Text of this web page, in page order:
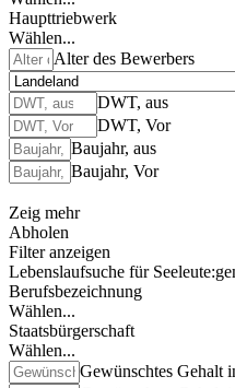
Haupttriebwerk
Wählen...
Alter des Bewerbers
DWT, aus
DWT, Vor
Baujahr, aus
Baujahr, Vor
Zeig mehr
Abholen
Filter anzeigen
Lebenslaufsuche für Seeleute:
Berufsbezeichnung
Wählen...
Staatsbürgerschaft
Wählen...
Gewünschtes Gehalt